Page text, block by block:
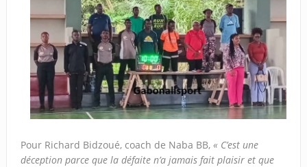
Pour Richard Bidzoué, coach de Naba BB, « C’est une
déception parce que la défaite n’a jamais fait plaisir et que